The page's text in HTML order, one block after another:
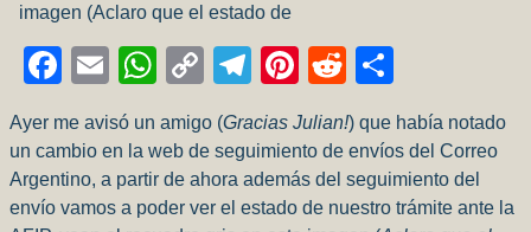
imagen (Aclaro que el estado de
Facebook
EmailWhatsApp
CopyTelegram
Pinterest
Reddit
Ayer me avisó un amigo (Gracias Julian!) que había notado
un cambio en la web de seguimiento de envíos del Correo
Argentino, a partir de ahora además del seguimiento del
envío vamos a poder ver el estado de nuestro trámite ante la